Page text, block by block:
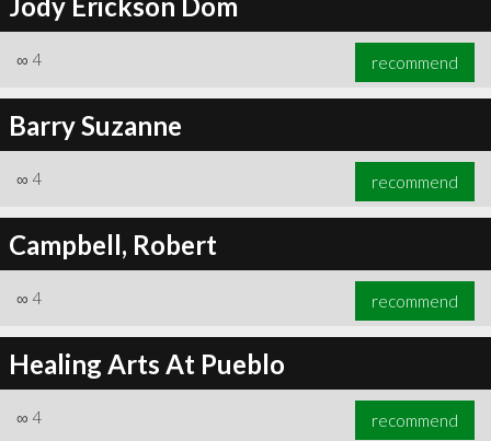
∞ 4 recommend
Barry Suzanne
∞ 4 recommend
Campbell, Robert
∞ 4 recommend
Healing Arts At Pueblo
∞ 4 recommend